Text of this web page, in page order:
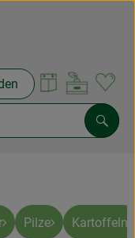
oder
Pilze Kartoffeln